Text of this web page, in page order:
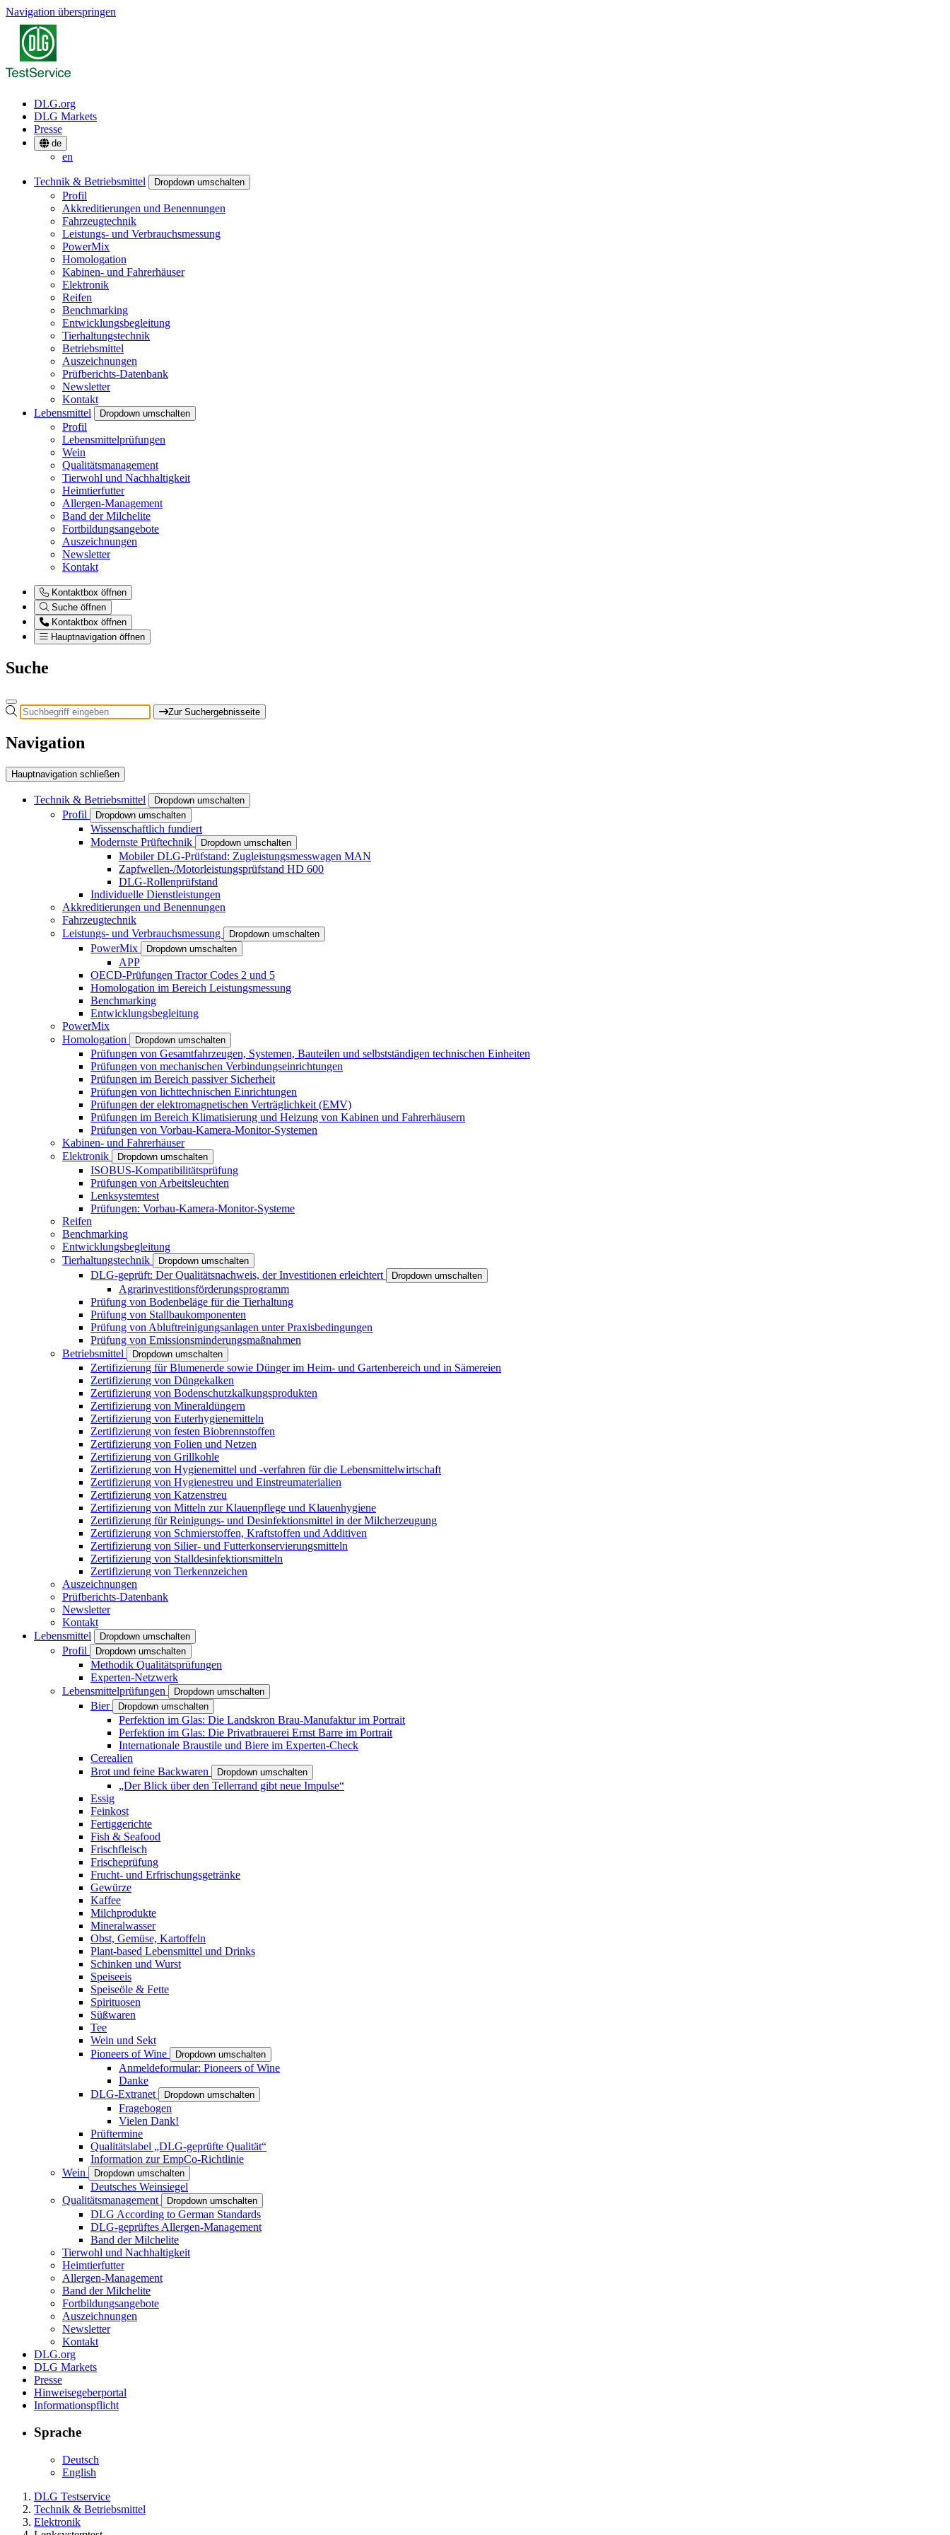
Navigation überspringen
DLG.org
DLG Markets
Presse
de
en
Technik & Betriebsmittel Dropdown umschalten
Profil
Akkreditierungen und Benennungen
Fahrzeugtechnik
Leistungs- und Verbrauchsmessung
PowerMix
Homologation
Kabinen- und Fahrerhäuser
Elektronik
Reifen
Benchmarking
Entwicklungsbegleitung
Tierhaltungstechnik
Betriebsmittel
Auszeichnungen
Prüfberichts-Datenbank
Newsletter
Kontakt
Lebensmittel
Dropdown umschalten
Profil
Lebensmittelprüfungen
Wein
Qualitätsmanagement
Tierwohl und Nachhaltigkeit
Heimtierfutter
Allergen-Management
Band der Milchelite
Fortbildungsangebote
Auszeichnungen
Newsletter
Kontakt
Kontaktbox öffnen
Suche öffnen
Kontaktbox öffnen
Hauptnavigation öffnen
Suche
Zur Suchergebnisseite
Navigation
Hauptnavigation schließen
Technik & Betriebsmittel Dropdown umschalten
Profil Dropdown umschalten
Wissenschaftlich fundiert
Modernste Prüftechnik
Dropdown umschalten
Mobiler DLG-Prüfstand: Zugleistungsmesswagen MAN
Zapfwellen-/Motorleistungsprüfstand HD 600
DLG-Rollenprüfstand
Individuelle Dienstleistungen
Akkreditierungen und Benennungen
Fahrzeugtechnik
Leistungs- und Verbrauchsmessung
Dropdown umschalten
PowerMix Dropdown umschalten
APP
OECD-Prüfungen Tractor Codes 2 und 5
Homologation im Bereich Leistungsmessung
Benchmarking
Entwicklungsbegleitung
PowerMix
Homologation
Dropdown umschalten
Prüfungen von Gesamtfahrzeugen, Systemen, Bauteilen und selbstständigen technischen Einheiten
Prüfungen von mechanischen Verbindungseinrichtungen
Prüfungen im Bereich passiver Sicherheit
Prüfungen von lichttechnischen Einrichtungen
Prüfungen der elektromagnetischen Verträglichkeit (EMV)
Prüfungen im Bereich Klimatisierung und Heizung von Kabinen und Fahrerhäusern
Prüfungen von Vorbau-Kamera-Monitor-Systemen
Kabinen- und Fahrerhäuser
Elektronik
Dropdown umschalten
ISOBUS-Kompatibilitätsprüfung
Prüfungen von Arbeitsleuchten
Lenksystemtest
Prüfungen: Vorbau-Kamera-Monitor-Systeme
Reifen
Benchmarking
Entwicklungsbegleitung
Tierhaltungstechnik
Dropdown umschalten
DLG-geprüft: Der Qualitätsnachweis, der Investitionen erleichtert Dropdown umschalten
Agrarinvestitionsförderungsprogramm
Prüfung von Bodenbeläge für die Tierhaltung
Prüfung von Stallbaukomponenten
Prüfung von Abluftreinigungsanlagen unter Praxisbedingungen
Prüfung von Emissionsminderungsmaßnahmen
Betriebsmittel
Dropdown umschalten
Zertifizierung für Blumenerde sowie Dünger im Heim- und Gartenbereich und in Sämereien
Zertifizierung von Düngekalken
Zertifizierung von Bodenschutzkalkungsprodukten
Zertifizierung von Mineraldüngern
Zertifizierung von Euterhygienemitteln
Zertifizierung von festen Biobrennstoffen
Zertifizierung von Folien und Netzen
Zertifizierung von Grillkohle
Zertifizierung von Hygienemittel und -verfahren für die Lebensmittelwirtschaft
Zertifizierung von Hygienestreu und Einstreumaterialien
Zertifizierung von Katzenstreu
Zertifizierung von Mitteln zur Klauenpflege und Klauenhygiene
Zertifizierung für Reinigungs- und Desinfektionsmittel in der Milcherzeugung
Zertifizierung von Schmierstoffen, Kraftstoffen und Additiven
Zertifizierung von Silier- und Futterkonservierungsmitteln
Zertifizierung von Stalldesinfektionsmitteln
Zertifizierung von Tierkennzeichen
Auszeichnungen
Prüfberichts-Datenbank
Newsletter
Kontakt
Lebensmittel
Dropdown umschalten
Profil Dropdown umschalten
Methodik Qualitätsprüfungen
Experten-Netzwerk
Lebensmittelprüfungen
Dropdown umschalten
Bier Dropdown umschalten
Perfektion im Glas: Die Landskron Brau-Manufaktur im Portrait
Perfektion im Glas: Die Privatbrauerei Ernst Barre im Portrait
Internationale Braustile und Biere im Experten-Check
Cerealien
Brot und feine Backwaren
Dropdown umschalten
„Der Blick über den Tellerrand gibt neue Impulse“
Essig
Feinkost
Fertiggerichte
Fish & Seafood
Frischfleisch
Frischeprüfung
Frucht- und Erfrischungsgetränke
Gewürze
Kaffee
Milchprodukte
Mineralwasser
Obst, Gemüse, Kartoffeln
Plant-based Lebensmittel und Drinks
Schinken und Wurst
Speiseeis
Speiseöle & Fette
Spirituosen
Süßwaren
Tee
Wein und Sekt
Pioneers of Wine
Dropdown umschalten
Anmeldeformular: Pioneers of Wine
Danke
DLG-Extranet
Dropdown umschalten
Fragebogen
Vielen Dank!
Prüftermine
Qualitätslabel „DLG-geprüfte Qualität“
Information zur EmpCo-Richtlinie
Wein
Dropdown umschalten
Deutsches Weinsiegel
Qualitätsmanagement
Dropdown umschalten
DLG According to German Standards
DLG-geprüftes Allergen-Management
Band der Milchelite
Tierwohl und Nachhaltigkeit
Heimtierfutter
Allergen-Management
Band der Milchelite
Fortbildungsangebote
Auszeichnungen
Newsletter
Kontakt
DLG.org
DLG Markets
Presse
Hinweisegeberportal
Informationspflicht
Sprache
Deutsch
English
DLG Testservice
Technik & Betriebsmittel
Elektronik